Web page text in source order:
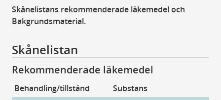
Skånelistans rekommenderade läkemedel och
Bakgrundsmaterial.
Skånelistan
Rekommenderade läkemedel
Behandling/tillstånd Substans